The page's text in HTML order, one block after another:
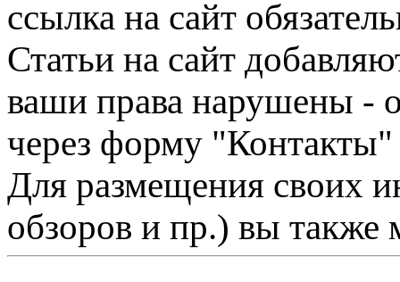
ссылка на сайт
Статьи на сайт
ваши права нарушены -
через форму "Контакты"
Для размещения своих
обзоров и пр.) вы также